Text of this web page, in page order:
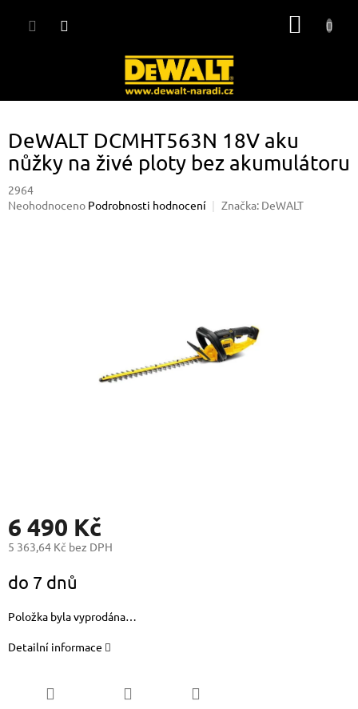
DeWALT DCMHT563N 18V aku
nůžky na živé ploty bez akumulátoru
2964
Průměrné
Neohodnoceno Podrobnosti hodnocení Značka: DeWALT
6 490 Kč
5 363,64 Kč bez DPH
cena:
do 7 dnů
Položka byla vyprodána…
Detailní informace